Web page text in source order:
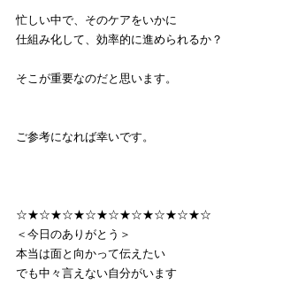
忙しい中で、そのケアをいかに
仕組み化して、効率的に進められるか？
そこが重要なのだと思います。
ご参考になれば幸いです。
☆★☆★☆★☆★☆★☆★☆★☆★☆
＜今日のありがとう＞
本当は面と向かって伝えたい
でも中々言えない自分がいます